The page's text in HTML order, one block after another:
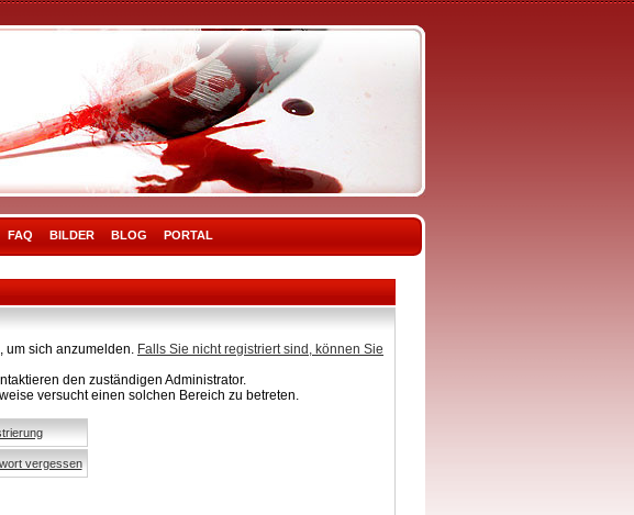
FAQ BILDER BLOG PORTAL
um sich anzumelden. Falls Sie nicht registriert sind, können Sie
den zuständigen Administrator.
versucht einen solchen Bereich zu betreten.
vergessen